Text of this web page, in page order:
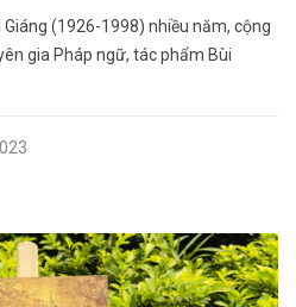
(1926-1998) nhiều năm, cộng
gia Pháp ngữ, tác phẩm Bùi